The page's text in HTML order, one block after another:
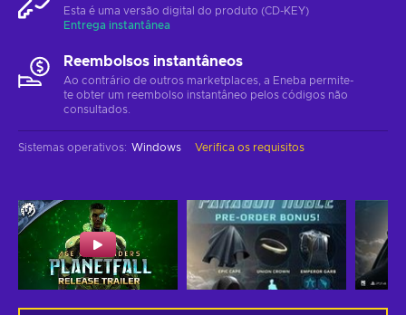
Esta é uma versão digital do produto (CD-KEY)
Entrega instantânea
Reembolsos instantâneos
Ao contrário de outros marketplaces, a Eneba permite-
te obter um reembolso instantâneo pelos códigos não
consultados.
Sistemas operativos: Windows Verifica os requisitos